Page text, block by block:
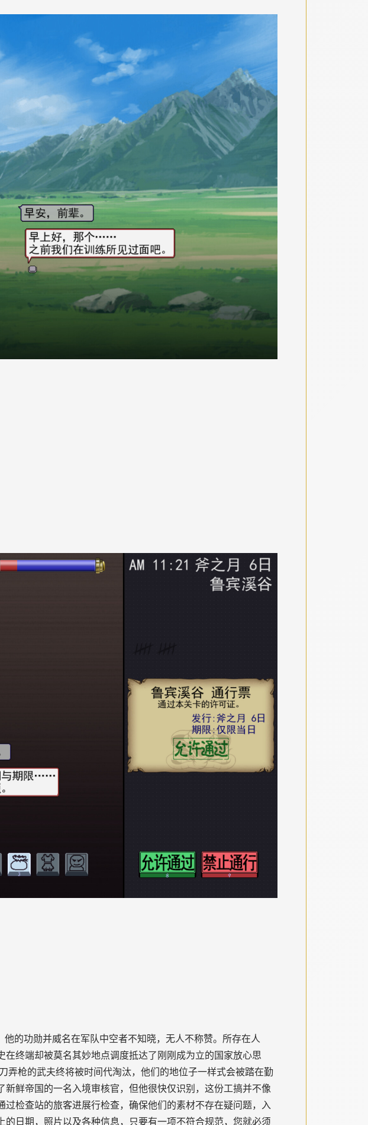
的功勋并威名在军队中空者不知晓，无人不称赞。所存在人
在终端却被莫名其妙地点调度抵达了刚刚成为立的国家放心思
弄枪的武夫终将被时间代淘汰，他们的地位子一样式会被踏在勤
鲜帝国的一名入境审核官，但他很快仅识别，这份工搞并不像
检查站的旅客进展行检查，确保他们的素材不存在疑问题，入
日期，照片以及各种信息，只要有一项不符合规范，您就必须